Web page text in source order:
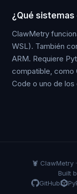
¿Qué
ClawMetry
WSL). También
ARM. Requiere
compatible, como
Code o uno de los
🦞 ClawMetry
Built
GitHub